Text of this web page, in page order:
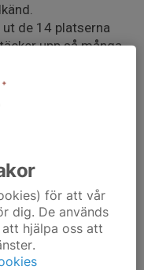
de 14 platserna
upp så många
för att vår
dig. De används
hjälpa oss att